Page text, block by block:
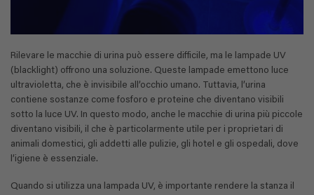
Rilevare le macchie di urina può essere difficile, ma le lampade UV
(blacklight) offrono una soluzione. Queste lampade emettono luce
ultravioletta, che è invisibile all’occhio umano. Tuttavia, l’urina
contiene sostanze come fosforo e proteine che diventano visibili
sotto la luce UV. In questo modo, anche le macchie di urina più piccole
diventano visibili, il che è particolarmente utile per i proprietari di
animali domestici, gli addetti alle pulizie, gli hotel e gli ospedali, dove
l’igiene è essenziale.
Quando si utilizza una lampada UV, è importante rendere la stanza il